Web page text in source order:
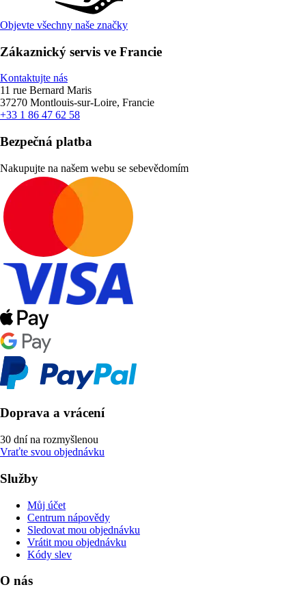
Objevte všechny naše značky
Zákaznický servis ve Francie
Kontaktujte nás
11 rue Bernard Maris
37270 Montlouis-sur-Loire, Francie
+33 1 86 47 62 58
Bezpečná platba
Nakupujte na našem webu se sebevědomím
Doprava a vrácení
30 dní na rozmyšlenou
Vraťte svou objednávku
Služby
Můj účet
Centrum nápovědy
Sledovat mou objednávku
Vrátit mou objednávku
Kódy slev
O nás